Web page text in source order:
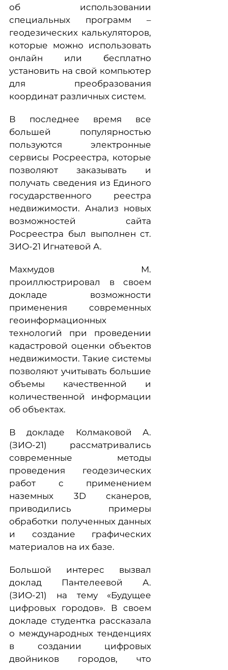
об использовании
специальных программ –
геодезических калькуляторов,
которые можно использовать
онлайн или бесплатно
установить на свой компьютер
для преобразования
координат различных систем.
В последнее время все
большей популярностью
пользуются электронные
сервисы Росреестра, которые
позволяют заказывать и
получать сведения из Единого
государственного реестра
недвижимости. Анализ новых
возможностей сайта
Росреестра был выполнен ст.
ЗИО-21 Игнатевой А.
Махмудов М.
проиллюстрировал в своем
докладе возможности
применения современных
геоинформационных
технологий при проведении
кадастровой оценки объектов
недвижимости. Такие системы
позволяют учитывать большие
объемы качественной и
количественной информации
об объектах.
В докладе Колмаковой А.
(ЗИО-21) рассматривались
современные методы
проведения геодезических
работ с применением
наземных 3D сканеров,
приводились примеры
обработки полученных данных
и создание графических
материалов на их базе.
Большой интерес вызвал
доклад Пантелеевой А.
(ЗИО-21) на тему «Будущее
цифровых городов». В своем
докладе студентка рассказала
о международных тенденциях
в создании цифровых
двойников городов, что